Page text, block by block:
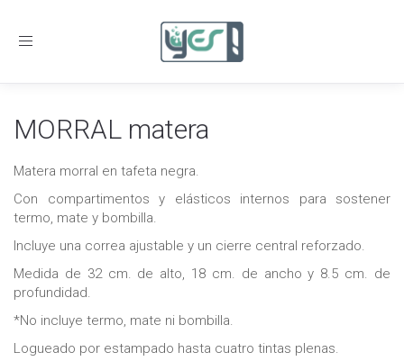
Toggle
MORRAL matera
Matera morral en tafeta negra.
Con compartimentos y elásticos internos para sostener
termo, mate y bombilla.
Incluye una correa ajustable y un cierre central reforzado.
Medida de 32 cm. de alto, 18 cm. de ancho y 8.5 cm. de
profundidad.
*No incluye termo, mate ni bombilla.
Logueado por estampado hasta cuatro tintas plenas.